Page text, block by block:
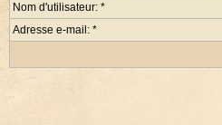
Nom d'utilisateur: *
Adresse e-mail: *